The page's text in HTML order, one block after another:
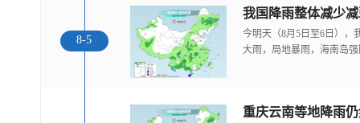
8-5
我国降雨整体减少
今明天（8月5日至6日），
大雨，局地暴雨，海南岛
重庆云南等地降雨